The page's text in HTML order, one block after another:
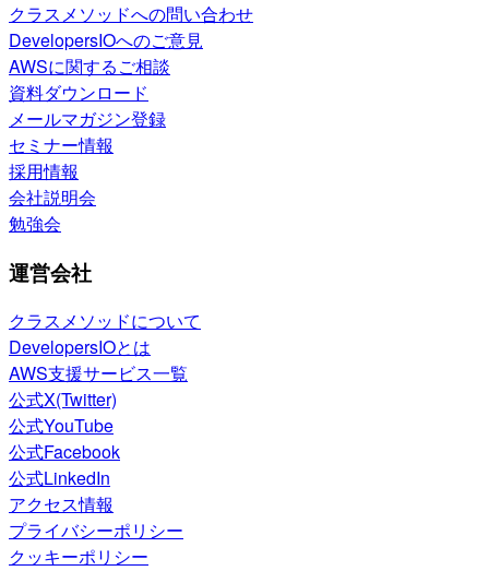
クラスメソッドへの問い合わせ
DevelopersIOへのご意見
AWSに関するご相談
資料ダウンロード
メールマガジン登録
セミナー情報
採用情報
会社説明会
勉強会
運営会社
クラスメソッドについて
DevelopersIOとは
AWS支援サービス一覧
公式X(Twitter)
公式YouTube
公式Facebook
公式LinkedIn
アクセス情報
プライバシーポリシー
クッキーポリシー